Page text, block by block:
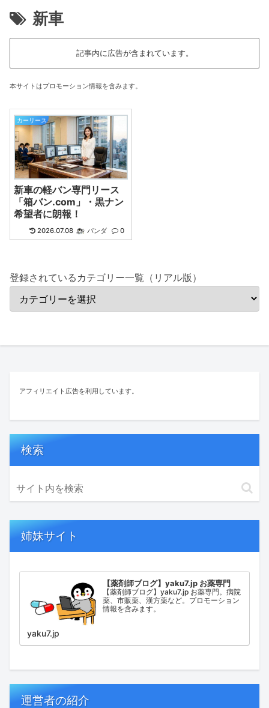
新車
記事内に広告が含まれています。
本サイトはプロモーション情報を含みます。
カーリース
新車の軽バン専門リース
「箱バン.com」・黒ナン
希望者に朗報！
2026.07.08 パンダ 0
登録されているカテゴリー一覧（リアル版）
アフィリエイト広告を利用しています。
検索
姉妹サイト
【薬剤師ブログ】yaku7.jp お薬専門
【薬剤師ブログ】yaku7.jp お薬専門。病院
薬、市販薬、漢方薬など。プロモーション
情報を含みます。
yaku7.jp
運営者の紹介